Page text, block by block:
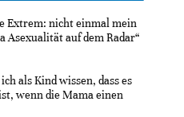
Extrem: nicht einmal mein
Asexualität auf dem Radar“
als Kind wissen, dass es
wenn die Mama einen